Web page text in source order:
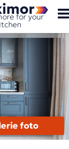
for your
foto